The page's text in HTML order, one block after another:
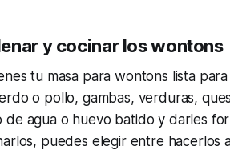
y cocinar los wontons
tu masa para wontons lista
o pollo, gambas, verduras,
de agua o huevo batido y darles
puedes elegir entre hacerlos